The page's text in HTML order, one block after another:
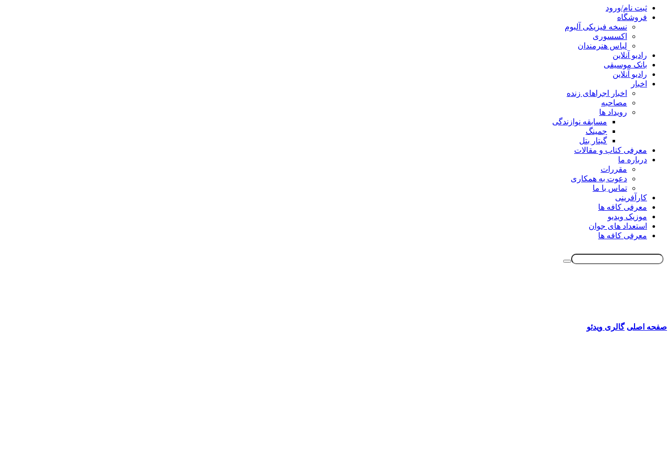
ثبت نام/ورود
فروشگاه
نسخه فیزیکی آلبوم
اکسسوری
لباس هنرمندان
رادیو آنلاین
بانک موسیقی
رادیو آنلاین
اخبار
اخبار اجراهای زنده
مصاحبه
رویداد ها
مسابقه نوازندگی
جمینگ
گیتار بتل
معرفی کتاب و مقالات
درباره ما
مقررات
دعوت به همکاری
تماس با ما
کارآفرینی
معرفی کافه ها
موزیک ویدیو
استعداد های جوان
معرفی کافه ها
صفحه اصلی گالری ویدئو